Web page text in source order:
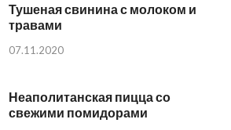
Тушеная свинина с молоком и
травами
07.11.2020
Неаполитанская пицца со
свежими помидорами